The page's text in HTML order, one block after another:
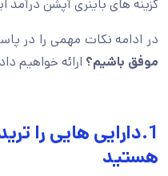
گزینه های باینری آپشن درآمد
در ادامه نکات مهمی را در
موفق باشیم؟ ارائه خواهیم
1.دارایی هایی را
هستید